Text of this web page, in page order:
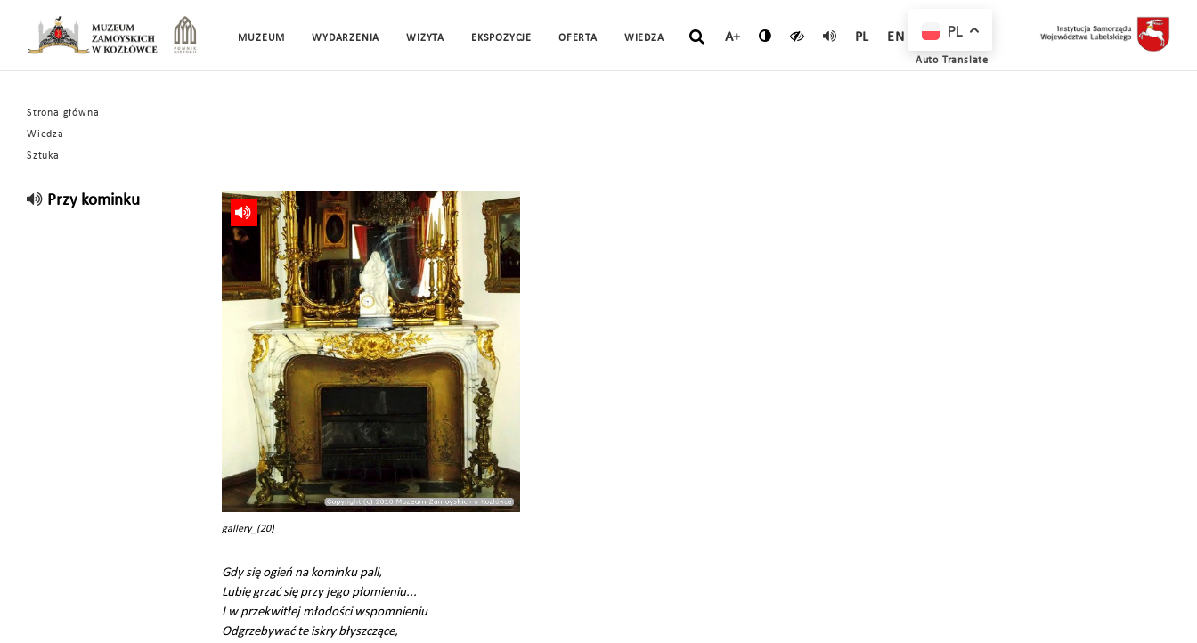
MUZEUM WYDARZENIA WIZYTA EKSPOZYCJE OFERTA WIEDZA A+ PL EN
Strona główna
Wiedza
Sztuka
Przy kominku
gallery_(20)
Gdy się ogień na kominku pali,
Lubię grzać się przy jego płomieniu...
I w przekwitłej młodości wspomnieniu
Odgrzebywać te iskry błyszczące,
PL
Auto Translate